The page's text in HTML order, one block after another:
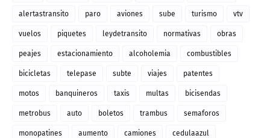
alertastransito paro aviones sube turismo vtv
vuelos piquetes leydetransito normativas obras
peajes estacionamiento alcoholemia combustibles
bicicletas telepase subte viajes patentes
motos banquineros taxis multas bicisendas
metrobus auto boletos trambus semaforos
monopatines aumento camiones cedulaazul